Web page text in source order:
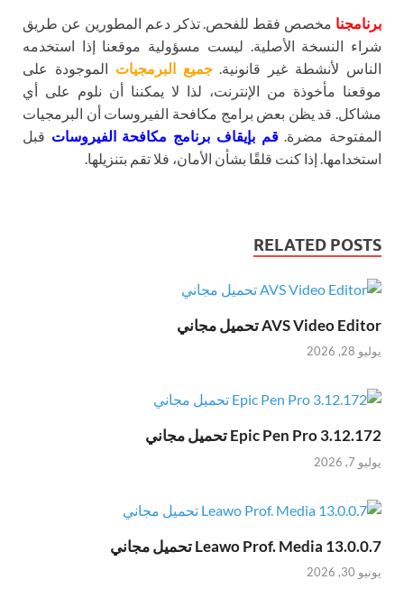
برنامجنا مخصص فقط للفحص. تذكر دعم المطورين عن طريق
شراء النسخة الأصلية. ليست مسؤولية موقعنا إذا استخدمه
الناس لأنشطة غير قانونية.جميع البرمجيات الموجودة على
موقعنا مأخوذة من الإنترنت، لذا لا يمكننا أن نلوم على أي
مشاكل. قد يظن بعض برامج مكافحة الفيروسات أن البرمجيات
المفتوحة مضرة.قم بإيقاف برنامج مكافحة الفيروسات قبل
استخدامها. إذا كنت قلقًا بشأن الأمان، فلا تقم بتنزيلها.
RELATED POSTS
AVS Video Editor تحميل مجاني
يوليو 28, 2026
Epic Pen Pro 3.12.172 تحميل مجاني
يوليو 7, 2026
Leawo Prof. Media 13.0.0.7 تحميل مجاني
يونيو 30, 2026